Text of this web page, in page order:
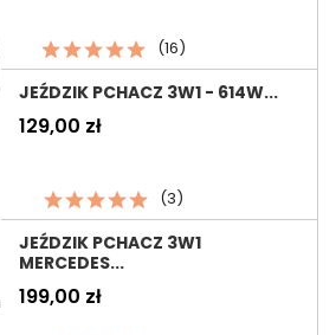
(16)
JEŹDZIK PCHACZ 3W1 - 614W...
(3)
Cena
129,00 zł
JEŹDZIK PCHACZ 3W1
MERCEDES...
Cena
199,00 zł